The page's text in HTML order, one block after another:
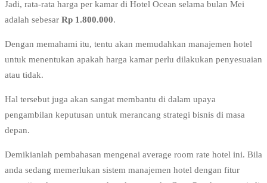
Jadi, rata-rata harga per kamar di Hotel Ocean selama bulan Mei
adalah sebesar Rp 1.800.000.
Dengan memahami itu, tentu akan memudahkan manajemen hotel
untuk menentukan apakah harga kamar perlu dilakukan penyesuaian
atau tidak.
Hal tersebut juga akan sangat membantu di dalam upaya
pengambilan keputusan untuk merancang strategi bisnis di masa
depan.
Demikianlah pembahasan mengenai average room rate hotel ini. Bila
anda sedang memerlukan sistem manajemen hotel dengan fitur